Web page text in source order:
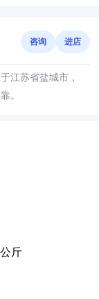
咨询 进店
江苏省盐城市，
。
斤